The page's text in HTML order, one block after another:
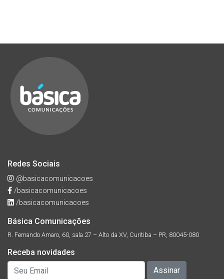
Redes Sociais
@basicacomunicacoes
/basicacomunicacoes
/basicacomunicacoes
Básica Comunicações
R. Fernando Amaro, 60, sala 27 – Alto da XV, Curitiba – PR, 80045-080
Receba novidades